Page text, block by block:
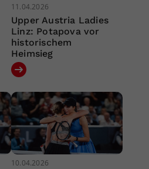
11.04.2026
Upper Austria Ladies
Linz: Potapova vor
historischem
Heimsieg
10.04.2026